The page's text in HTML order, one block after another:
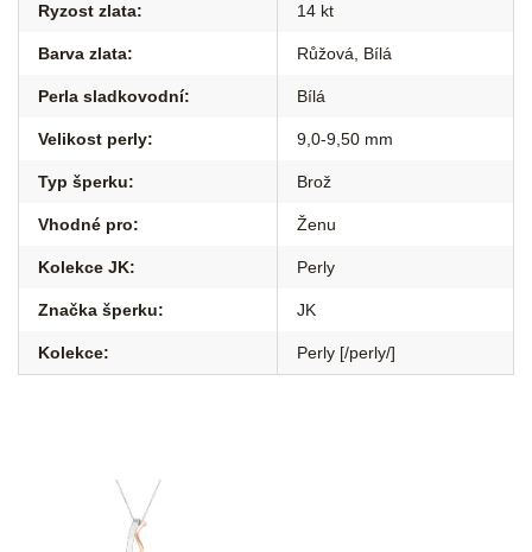
Ryzost zlata: 14 kt
Barva zlata: Růžová Bílá
Perla sladkovodní: Bílá
Velikost perly: 9,0-9,50 mm
Typ šperku: Brož
Vhodné pro: Ženu
Kolekce JK: Perly
Značka šperku: JK
Kolekce: Perly [/perly/]